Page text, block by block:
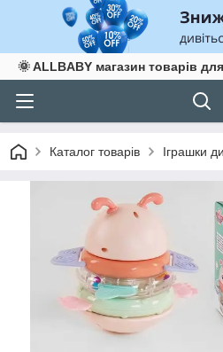
🌞 ALLBABY магазин товарів
Каталог товарів Іграшки